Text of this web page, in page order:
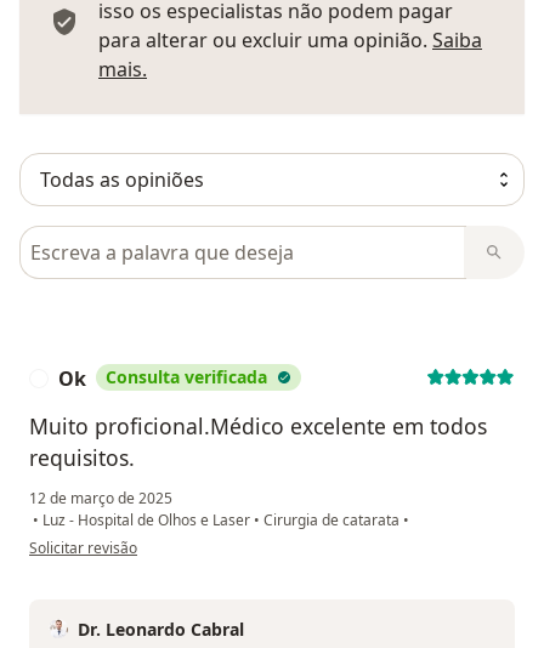
isso os especialistas não podem pagar
para alterar ou excluir uma opinião. Saiba
mais.
Pesquisar em opiniões
Ok Consulta verificada
Muito proficional.Médico excelente em todos
requisitos.
12 de março de 2025
• Luz - Hospital de Olhos e Laser • Cirurgia de catarata •
na opinião do utilizador Ok
Solicitar revisão
Dr. Leonardo Cabral